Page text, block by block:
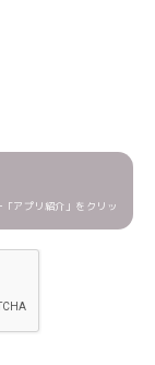
アプリ紹介」をクリッ